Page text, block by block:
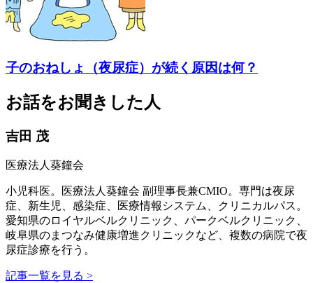
子のおねしょ（夜尿症）が続く原因は何？
お話をお聞きした人
吉田 茂
医療法人葵鐘会
小児科医。医療法人葵鐘会 副理事長兼CMIO。専門は夜尿
症、新生児、感染症、医療情報システム、クリニカルパス。
愛知県のロイヤルベルクリニック、パークベルクリニック、
岐阜県のまつなみ健康増進クリニックなど、複数の病院で夜
尿症診療を行う。
記事一覧を見る >